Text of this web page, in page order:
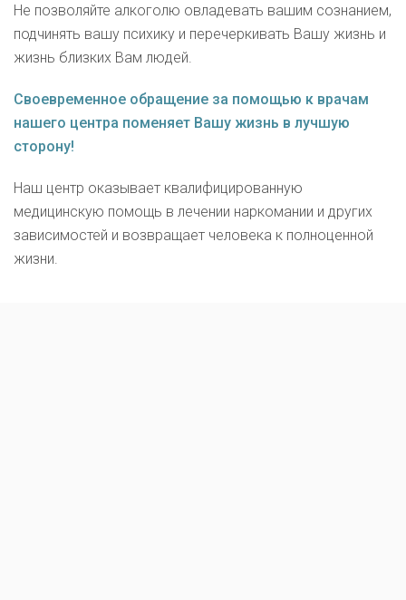
Не позволяйте алкоголю овладевать вашим сознанием,
подчинять вашу психику и перечеркивать Вашу жизнь и
жизнь близких Вам людей.
Своевременное обращение за помощью к врачам
нашего центра поменяет Вашу жизнь в лучшую
сторону!
Наш центр оказывает квалифицированную
медицинскую помощь в лечении наркомании и других
зависимостей и возвращает человека к полноценной
жизни.